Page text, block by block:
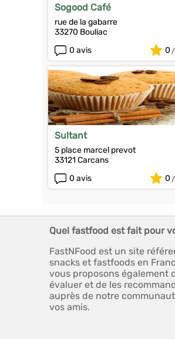
Sogood Café
rue de la gabarre
33270 Bouliac
0 avis
0
Sultant
5 place marcel prevot
33121 Carcans
0 avis
0
Quel fastfood est fait pour
FastNFood est un site
snacks et fastfoods en
vous proposons également
évaluer et de les
auprès de notre
vos amis.